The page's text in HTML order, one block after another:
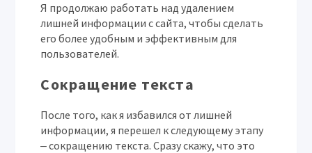
Я продолжаю работать над удалением
лишней информации с сайта, чтобы сделать
его более удобным и эффективным для
пользователей.
Сокращение текста
После того, как я избавился от лишней
информации, я перешел к следующему этапу
‒ сокращению текста. Сразу скажу, что это